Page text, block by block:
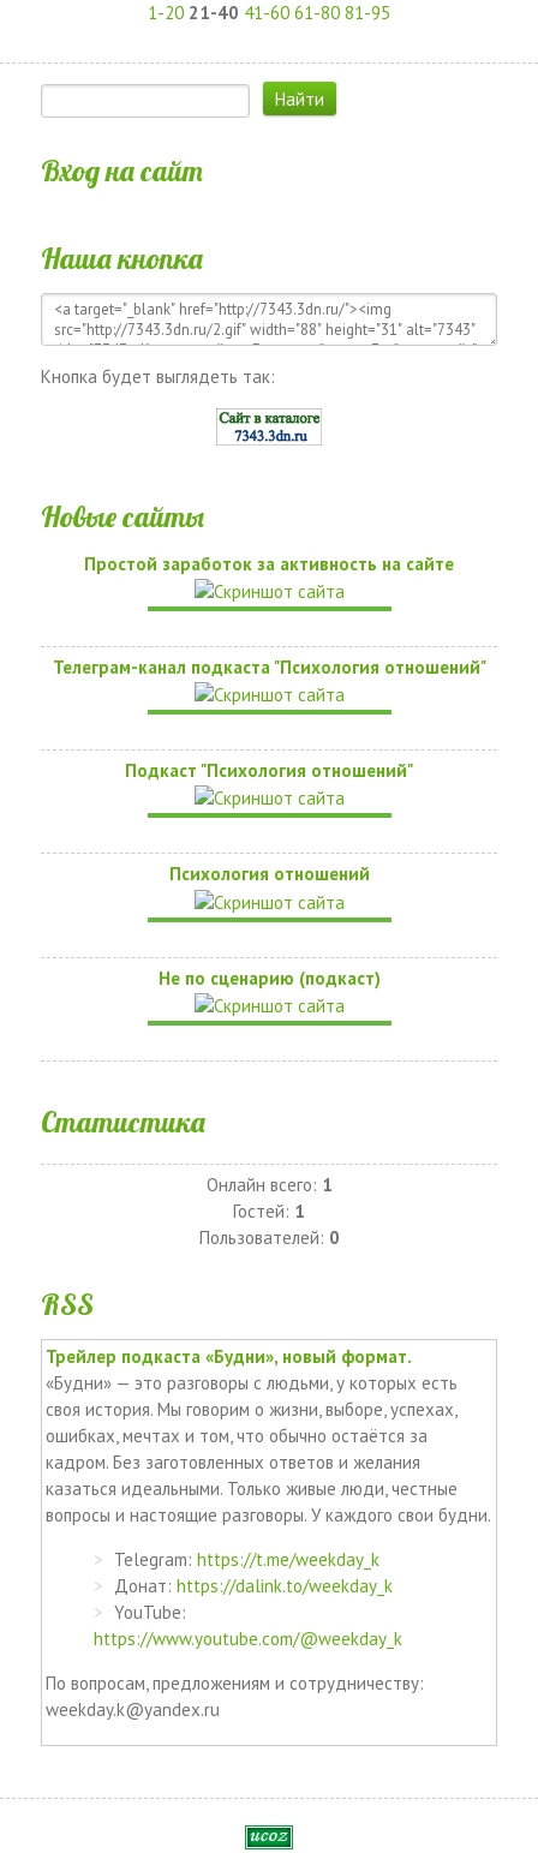
1-20 21-40 41-60 61-80 81-95
Вход на сайт
Наша кнопка
Кнопка будет выглядеть так:
Новые сайты
Простой заработок за активность на сайте
Телеграм-канал подкаста "Психология отношений"
Подкаст "Психология отношений"
Психология отношений
Не по сценарию (подкаст)
Статистика
Онлайн всего: 1
Гостей: 1
Пользователей: 0
RSS
Трейлер подкаста «Будни», новый формат.
«Будни» — это разговоры с людьми, у которых есть
своя история. Мы говорим о жизни, выборе, успехах,
ошибках, мечтах и том, что обычно остаётся за
кадром. Без заготовленных ответов и желания
казаться идеальными. Только живые люди, честные
вопросы и настоящие разговоры. У каждого свои будни.
Telegram: https://t.me/weekday_k
Донат: https://dalink.to/weekday_k
YouTube:
https://www.youtube.com/@weekday_k
По вопросам, предложениям и сотрудничеству:
weekday.k@yandex.ru